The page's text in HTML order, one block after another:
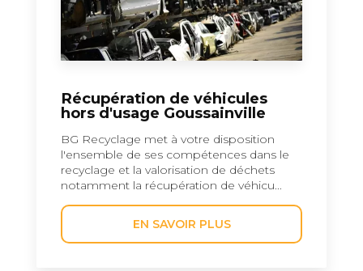
Récupération de véhicules
hors d'usage Goussainville
BG Recyclage met à votre disposition
l'ensemble de ses compétences dans le
recyclage et la valorisation de déchets
notamment la récupération de véhicu...
EN SAVOIR PLUS